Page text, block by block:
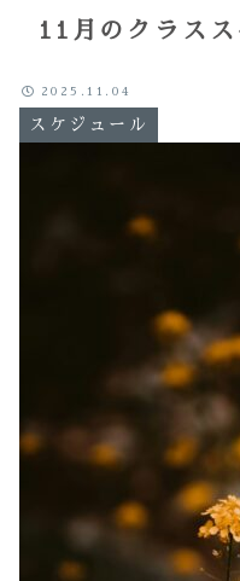
11月のクラス
スケジュール
2025.11.04